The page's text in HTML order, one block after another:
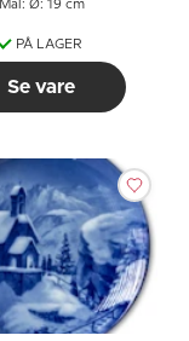
Mål: Ø: 19 cm
PÅ LAGER
Se vare